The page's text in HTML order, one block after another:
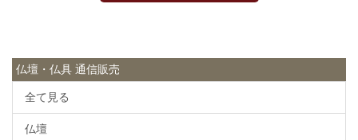
仏壇・仏具 通信販売
全て見る
仏壇